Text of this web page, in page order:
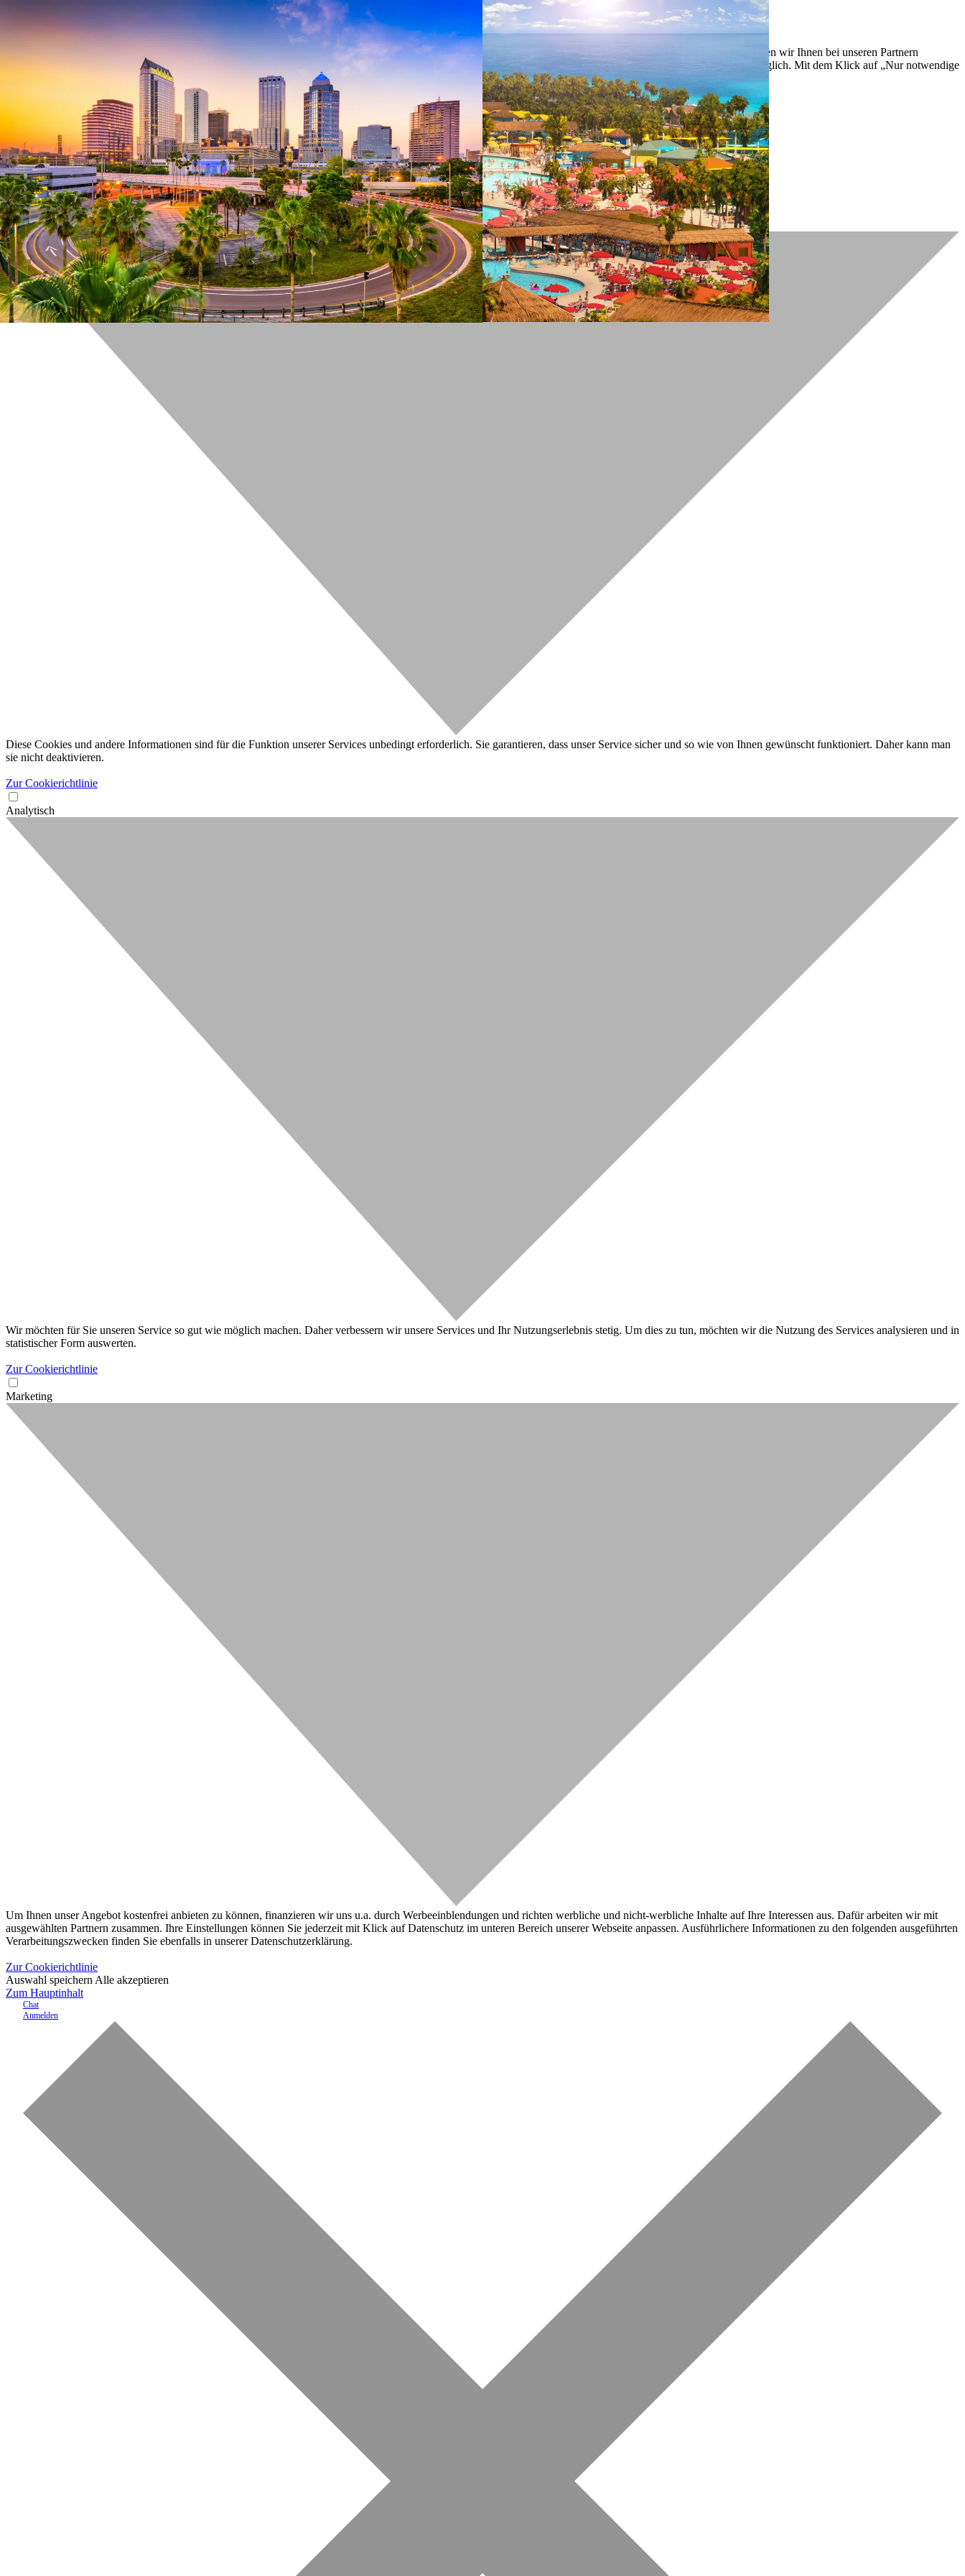
Unvergleichlich lecker
Mit dem Klick auf „geht klar” ermöglichen Sie uns Ihnen über Cookies ein verbessertes Nutzungserlebnis zu servieren und dieses kontinuierlich zu verbessern. So können wir Ihnen bei unseren Partnern
personalisierte Werbung und passende Angebote anzeigen. Über „anpassen” können Sie Ihre persönlichen Präferenzen festlegen. Dies ist auch nachträglich jederzeit möglich. Mit dem Klick auf „Nur notwendige
Cookies” werden lediglich technisch notwendige Cookies gespeichert.
Datenschutzerklärung
Cookierichtlinie
Impressum
Ihre Cookie-Präferenzen verwalten
Wählen Sie, welche Cookies Sie auf check24.de akzeptieren.
Die Cookierichtlinie finden Siehier.
Notwendig
Diese Cookies und andere Informationen sind für die Funktion unserer Services unbedingt erforderlich. Sie garantieren, dass unser Service sicher und so wie von Ihnen gewünscht funktioniert. Daher kann man
sie nicht deaktivieren.
Zur Cookierichtlinie
Analytisch
Wir möchten für Sie unseren Service so gut wie möglich machen. Daher verbessern wir unsere Services und Ihr Nutzungserlebnis stetig. Um dies zu tun, möchten wir die Nutzung des Services analysieren und in
statistischer Form auswerten.
Zur Cookierichtlinie
Marketing
Um Ihnen unser Angebot kostenfrei anbieten zu können, finanzieren wir uns u.a. durch Werbeeinblendungen und richten werbliche und nicht-werbliche Inhalte auf Ihre Interessen aus. Dafür arbeiten wir mit
ausgewählten Partnern zusammen. Ihre Einstellungen können Sie jederzeit mit Klick auf Datenschutz im unteren Bereich unserer Webseite anpassen. Ausführlichere Informationen zu den folgenden ausgeführten
Verarbeitungszwecken finden Sie ebenfalls in unserer Datenschutzerklärung.
Zur Cookierichtlinie
Auswahl speichern Alle akzeptieren
Zum Hauptinhalt
Chat
Anmelden